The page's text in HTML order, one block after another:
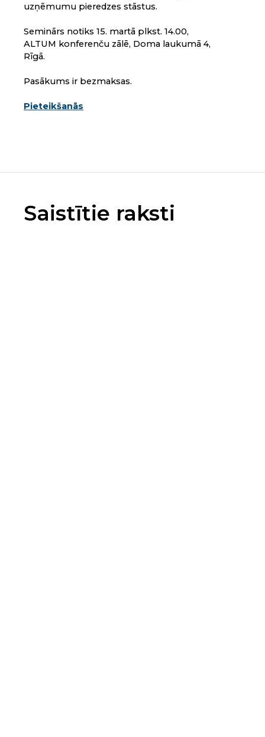
uzņēmumu pieredzes stāstus.
Seminārs notiks 15. martā plkst. 14.00,
ALTUM konferenču zālē, Doma laukumā 4,
Rīgā.
Pasākums ir bezmaksas.
Pieteikšanās
Saistītie raksti